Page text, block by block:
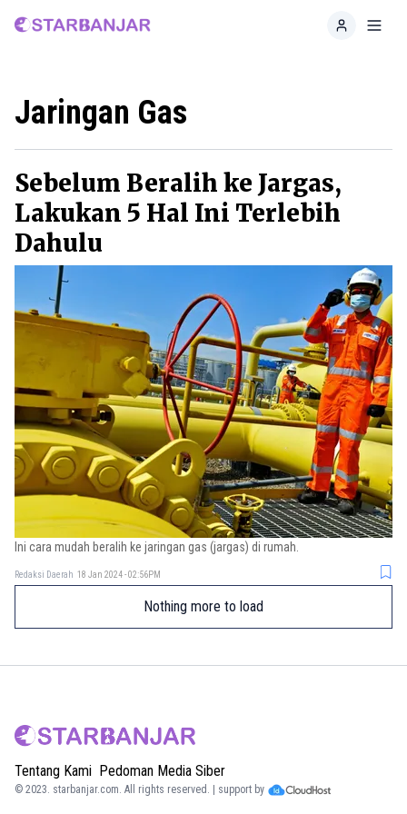
Home
Jaringan Gas
Sebelum Beralih ke Jargas,
Lakukan 5 Hal Ini Terlebih
Dahulu
Ini cara mudah beralih ke jaringan gas (jargas) di rumah.
Redaksi Daerah 18 Jan 2024 - 02:56PM
Nothing more to load
Tentang Kami Pedoman Media Siber
© 2023. starbanjar.com. All rights reserved. | support by